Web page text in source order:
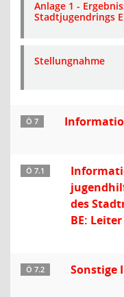
Anlage 1 -
Stadtjugendrings
Stellungnahme
Ö 7
Ö 7.1
des
BE:
Ö 7.2 Sonstige